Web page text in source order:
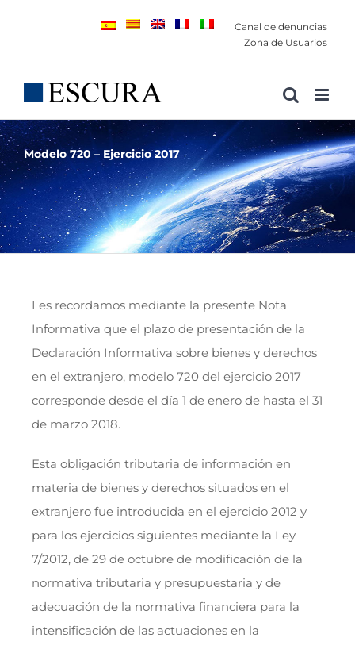
Canal de denuncias
Zona de Usuarios
Modelo 720 – Ejercicio 2017
Les recordamos mediante la presente Nota
Informativa que el plazo de presentación de la
Declaración Informativa sobre bienes y derechos
en el extranjero, modelo 720 del ejercicio 2017
corresponde desde el día 1 de enero de hasta el 31
de marzo 2018.
Esta obligación tributaria de información en
materia de bienes y derechos situados en el
extranjero fue introducida en el ejercicio 2012 y
para los ejercicios siguientes mediante la Ley
7/2012, de 29 de octubre de modificación de la
normativa tributaria y presupuestaria y de
adecuación de la normativa financiera para la
intensificación de las actuaciones en la